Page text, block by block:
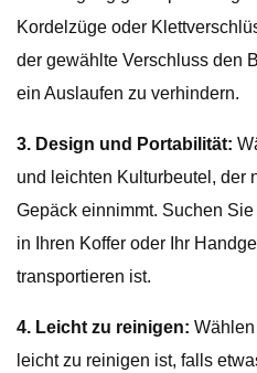
Kordelzüge oder
der gewählte Verschluss den
ein Auslaufen zu verhindern.
3. Design und Portabilität:
und leichten Kulturbeutel, der
Gepäck einnimmt. Suchen
in Ihren Koffer oder Ihr
transportieren ist.
4. Leicht zu reinigen:
leicht zu reinigen ist, falls